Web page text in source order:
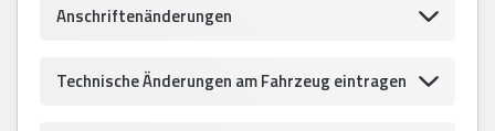
Anschriftenänderungen
Technische Änderungen am Fahrzeug eintragen